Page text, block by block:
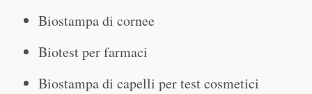
Biostampa di cornee
Biotest per farmaci
Biostampa di capelli per test cosmetici